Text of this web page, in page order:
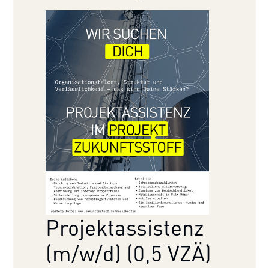
Projektassistenz
(m/w/d) (0,5 VZÄ)